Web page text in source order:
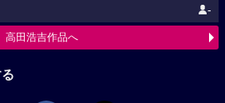
-
高田浩吉作品へ